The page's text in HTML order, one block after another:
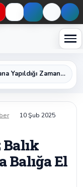
Haberleri keşfet
Domuz Bağı Düğümü Nedir? İnsana Yapıldığı Zaman Yavaş Yavaş Öldüren Ölümcül Düğümün Kan Donduran Gerçekleri
10 Şub 2025
Balığa El